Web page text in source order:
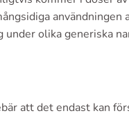
olika generiska
att det endast kan